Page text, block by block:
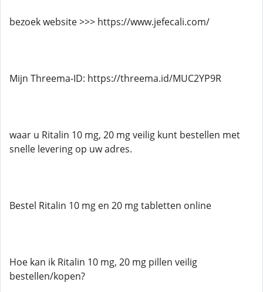
bezoek website >>> https://www.jefecali.com/
Mijn Threema-ID: https://threema.id/MUC2YP9R
waar u Ritalin 10 mg, 20 mg veilig kunt bestellen met
snelle levering op uw adres.
Bestel Ritalin 10 mg en 20 mg tabletten online
Hoe kan ik Ritalin 10 mg, 20 mg pillen veilig
bestellen/kopen?